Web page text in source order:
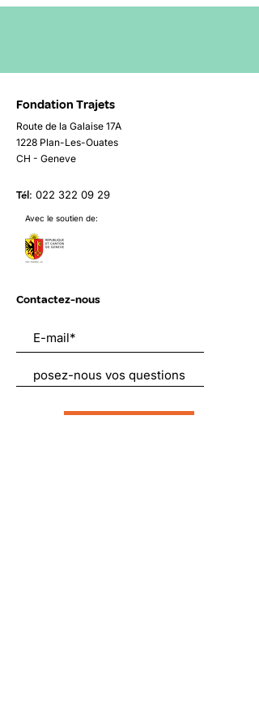
Fondation Trajets
Route de la Galaise 17A
1228 Plan-Les-Ouates
CH - Geneve
Tél: 022 322 09 29
Avec le soutien de:
Contactez-nous
Envoyer